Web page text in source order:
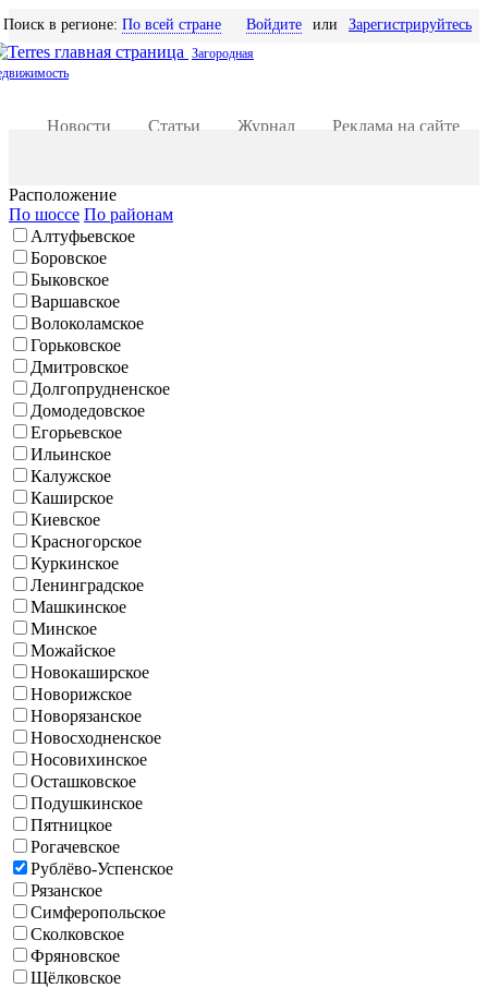
Поиск в регионе: По всей стране Войдите или Зарегистрируйтесь
Загородная
Новости Статьи Журнал Реклама на сайте
Расположение
По шоссе По районам
Алтуфьевское
Боровское
Быковское
Варшавское
Волоколамское
Горьковское
Дмитровское
Долгопрудненское
Домодедовское
Егорьевское
Ильинское
Калужское
Каширское
Киевское
Красногорское
Куркинское
Ленинградское
Машкинское
Минское
Можайское
Новокаширское
Новорижское
Новорязанское
Новосходненское
Носовихинское
Осташковское
Подушкинское
Пятницкое
Рогачевское
Рублёво-Успенское
Рязанское
Симферопольское
Сколковское
Фряновское
Щёлковское